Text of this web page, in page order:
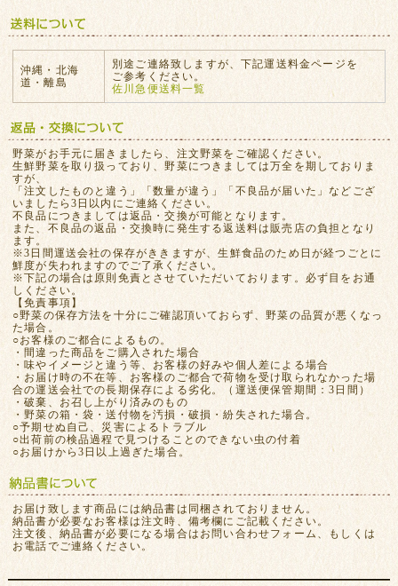
沖縄・北海
道・離島
別途ご連絡致しますが、下記運送料金ページを
ご参考ください。
佐川急便送料一覧
野菜がお手元に届きましたら、注文野菜をご確認ください。
生鮮野菜を取り扱っており、野菜につきましては万全を期しておりま
すが、
「注文したものと違う」「数量が違う」「不良品が届いた」などござ
いましたら3日以内にご連絡ください。
不良品につきましては返品・交換が可能となります。
また、不良品の返品・交換時に発生する返送料は販売店の負担となり
ます。
※3日間運送会社の保存がききますが、生鮮食品のため日が経つごとに
鮮度が失われますのでご了承ください。
※下記の場合は原則免責とさせていただいております。必ず目をお通
しください。
【免責事項】
○野菜の保存方法を十分にご確認頂いておらず、野菜の品質が悪くなっ
た場合。
○お客様のご都合によるもの。
・間違った商品をご購入された場合
・味やイメージと違う等、お客様の好みや個人差による場合
・お届け時の不在等、お客様のご都合で荷物を受け取られなかった場
合の運送会社での長期保存による劣化。（運送便保管期間：3日間）
・破棄、お召し上がり済みのもの
・野菜の箱・袋・送付物を汚損・破損・紛失された場合。
○予期せぬ自己、災害によるトラブル
○出荷前の検品過程で見つけることのできない虫の付着
○お届けから3日以上過ぎた場合。
お届け致します商品には納品書は同梱されておりません。
納品書が必要なお客様は注文時、備考欄にご記載ください。
注文後、納品書が必要になる場合はお問い合わせフォーム、もしくは
お電話でご連絡ください。